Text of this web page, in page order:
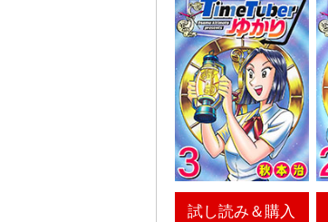
試し読み＆購入